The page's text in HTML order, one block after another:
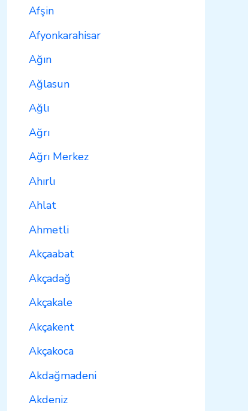
Afşin
Afyonkarahisar
Ağın
Ağlasun
Ağlı
Ağrı
Ağrı Merkez
Ahırlı
Ahlat
Ahmetli
Akçaabat
Akçadağ
Akçakale
Akçakent
Akçakoca
Akdağmadeni
Akdeniz